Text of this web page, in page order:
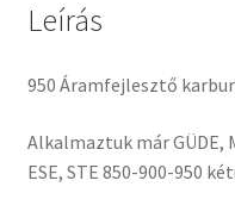
Leírás
950 Áramfejlesztő
Alkalmaztuk már GÜDE,
ESE, STE 850-900-950